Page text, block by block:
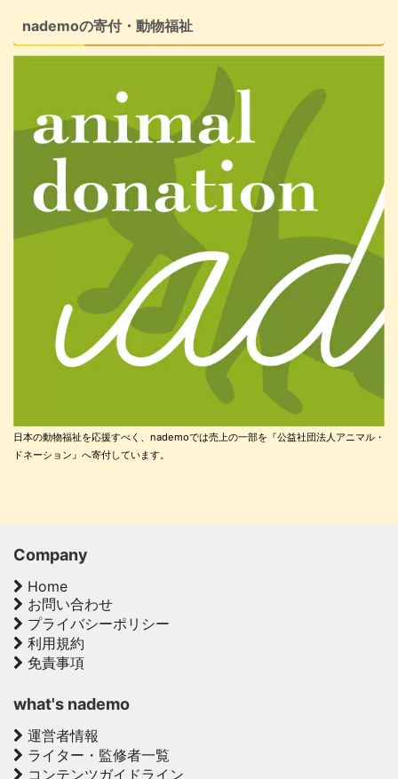
nademoの寄付・動物福祉
日本の動物福祉を応援すべく、nademoでは売上の一部を『公益社団法人アニマル・
ドネーション』へ寄付しています。
Company
Home
お問い合わせ
プライバシーポリシー
利用規約
免責事項
what's nademo
運営者情報
ライター・監修者一覧
コンテンツガイドライン